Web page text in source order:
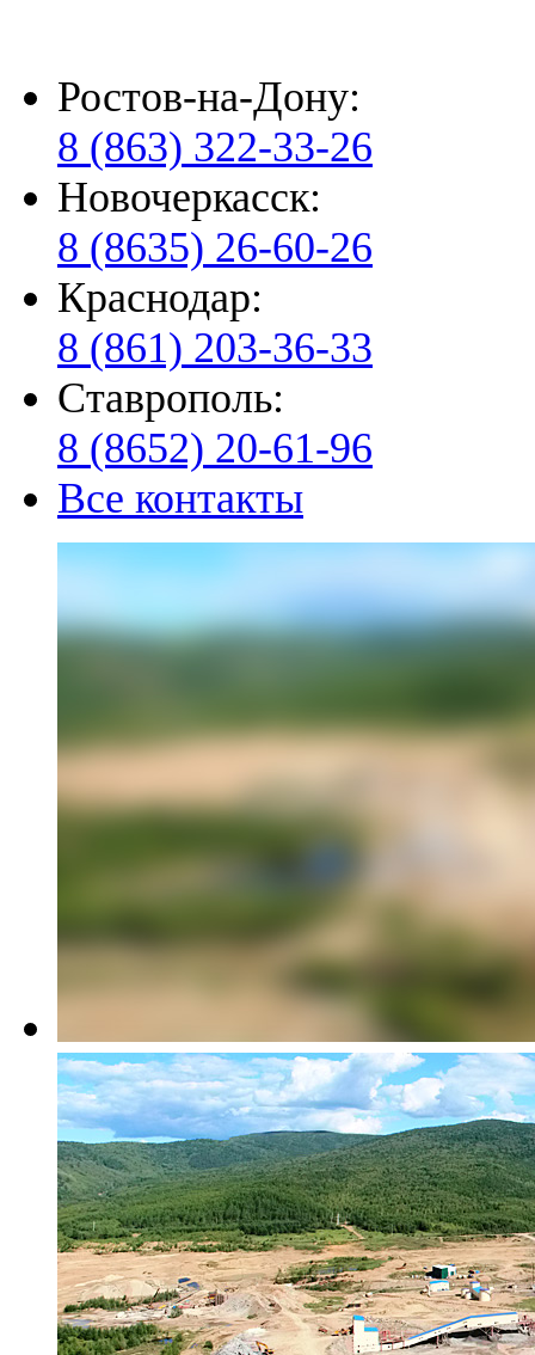
Ростов-на-Дону:
8 (863) 322-33-26
Новочеркасск:
8 (8635) 26-60-26
Краснодар:
8 (861) 203-36-33
Ставрополь:
8 (8652) 20-61-96
Все контакты